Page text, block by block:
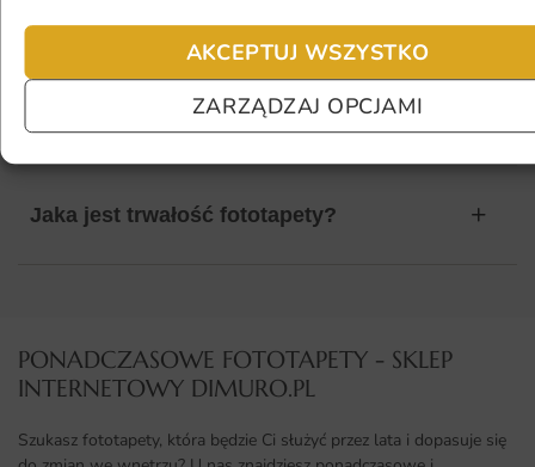
AKCEPTUJ WSZYSTKO
ZARZĄDZAJ OPCJAMI
kolor?
Jaki materiał wybrać?
Jaka jest trwałość fototapety?
PONADCZASOWE FOTOTAPETY - SKLEP
INTERNETOWY DIMURO.PL​
Szukasz fototapety, która będzie Ci służyć przez lata i dopasuje się